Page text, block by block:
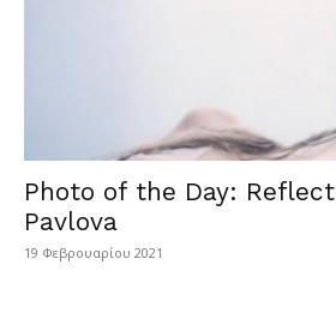
Photo of the Day:
Pavlova
19 Φεβρουαρίου 2021